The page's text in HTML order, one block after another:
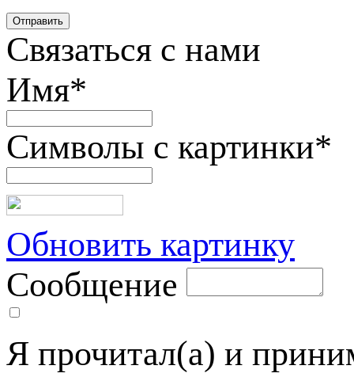
Связаться с нами
Имя*
Символы с картинки*
Обновить картинку
Сообщение
Я прочитал(а) и